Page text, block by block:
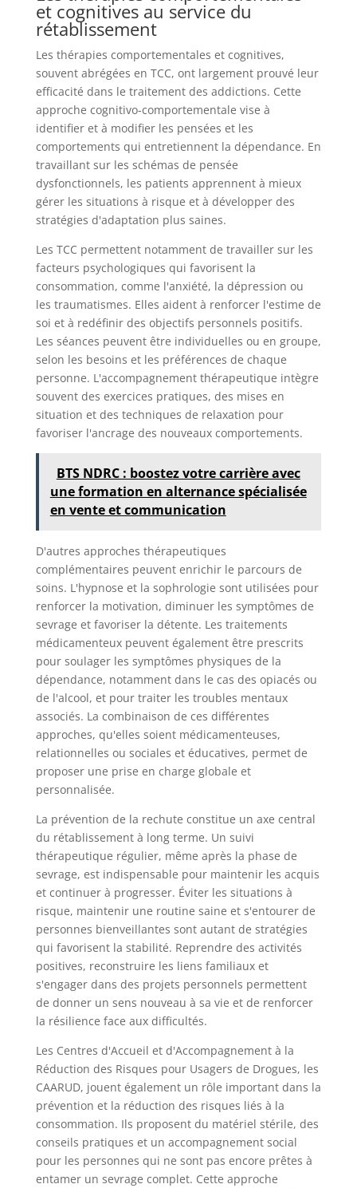
et cognitives au service du
rétablissement
Les thérapies comportementales et cognitives,
souvent abrégées en TCC, ont largement prouvé leur
efficacité dans le traitement des addictions. Cette
approche cognitivo-comportementale vise à
identifier et à modifier les pensées et les
comportements qui entretiennent la dépendance. En
travaillant sur les schémas de pensée
dysfonctionnels, les patients apprennent à mieux
gérer les situations à risque et à développer des
stratégies d'adaptation plus saines.
Les TCC permettent notamment de travailler sur les
facteurs psychologiques qui favorisent la
consommation, comme l'anxiété, la dépression ou
les traumatismes. Elles aident à renforcer l'estime de
soi et à redéfinir des objectifs personnels positifs.
Les séances peuvent être individuelles ou en groupe,
selon les besoins et les préférences de chaque
personne. L'accompagnement thérapeutique intègre
souvent des exercices pratiques, des mises en
situation et des techniques de relaxation pour
favoriser l'ancrage des nouveaux comportements.
BTS NDRC : boostez votre carrière avec
une formation en alternance spécialisée
en vente et communication
D'autres approches thérapeutiques
complémentaires peuvent enrichir le parcours de
soins. L'hypnose et la sophrologie sont utilisées pour
renforcer la motivation, diminuer les symptômes de
sevrage et favoriser la détente. Les traitements
médicamenteux peuvent également être prescrits
pour soulager les symptômes physiques de la
dépendance, notamment dans le cas des opiacés ou
de l'alcool, et pour traiter les troubles mentaux
associés. La combinaison de ces différentes
approches, qu'elles soient médicamenteuses,
relationnelles ou sociales et éducatives, permet de
proposer une prise en charge globale et
personnalisée.
La prévention de la rechute constitue un axe central
du rétablissement à long terme. Un suivi
thérapeutique régulier, même après la phase de
sevrage, est indispensable pour maintenir les acquis
et continuer à progresser. Éviter les situations à
risque, maintenir une routine saine et s'entourer de
personnes bienveillantes sont autant de stratégies
qui favorisent la stabilité. Reprendre des activités
positives, reconstruire les liens familiaux et
s'engager dans des projets personnels permettent
de donner un sens nouveau à sa vie et de renforcer
la résilience face aux difficultés.
Les Centres d'Accueil et d'Accompagnement à la
Réduction des Risques pour Usagers de Drogues, les
CAARUD, jouent également un rôle important dans la
prévention et la réduction des risques liés à la
consommation. Ils proposent du matériel stérile, des
conseils pratiques et un accompagnement social
pour les personnes qui ne sont pas encore prêtes à
entamer un sevrage complet. Cette approche